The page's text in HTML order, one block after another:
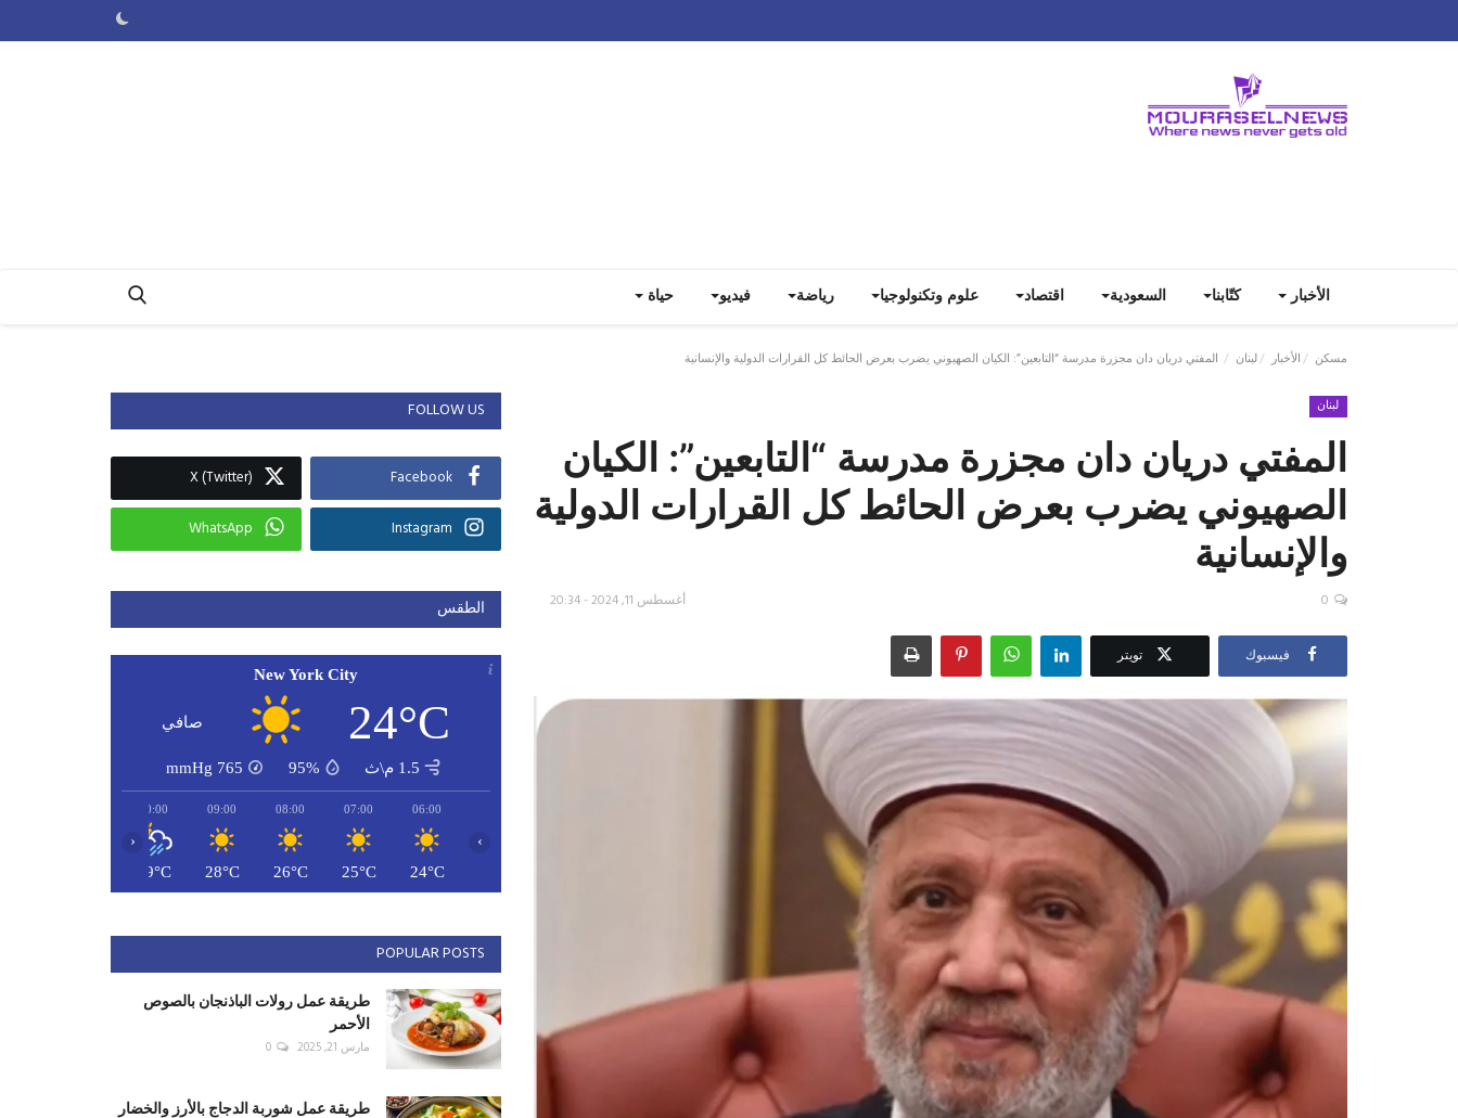
الأخبار كتّابنا السعودية اقتصاد علوم وتكنولوجيا رياضة فيديو حياة
مسكن الأخبار لبنان المفتي دريان دان مجزرة مدرسة “التابعين”: الكيان الصهيوني يضرب بعرض الحائط كل القرارات الدولية والإنسانية
لبنان
المفتي دريان دان مجزرة مدرسة “التابعين”: الكيان
الصهيوني يضرب بعرض الحائط كل القرارات الدولية
والإنسانية
أغسطس 11, 2024 - 20:34 0
فيسبوك تويتر
FOLLOW US
Facebook
X (Twitter)
Instagram
WhatsApp
الطقس
New York City
24°C صافي
1.5 م\ث 95%
765
mmHg
06:00
24°C
07:00
25°C
08:00
26°C
09:00
28°C
10:00
29°C
‹ ›
POPULAR POSTS
طريقة عمل رولات الباذنجان بالصوص
الأحمر
مارس 21, 2025 0
طريقة عمل شوربة الدجاج بالأرز والخضار